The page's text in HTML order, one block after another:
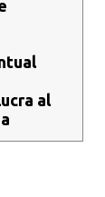
al